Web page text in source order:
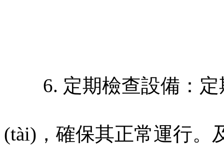
6. 定期檢查設備：定
(tài)，確保其正常運行